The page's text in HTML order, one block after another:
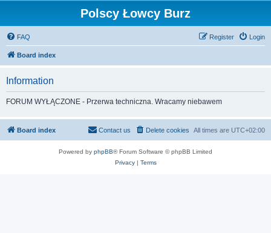
Polscy Łowcy Burz
FAQ Login
Register
Board index
Information
FORUM WYŁĄCZONE - Przerwa techniczna. Wracamy niebawem
Board index All times are UTC+02:00
Delete cookies
Contact us
Powered by phpBB® Forum Software © phpBB Limited
Privacy| Terms